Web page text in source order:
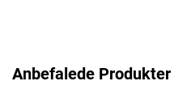
Anbefalede Produkter